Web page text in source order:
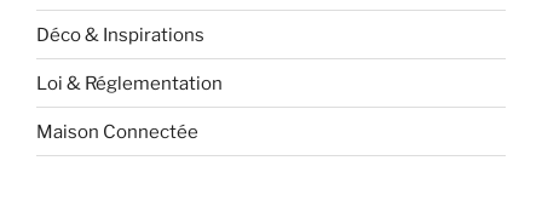
Déco & Inspirations
Loi & Réglementation
Maison Connectée